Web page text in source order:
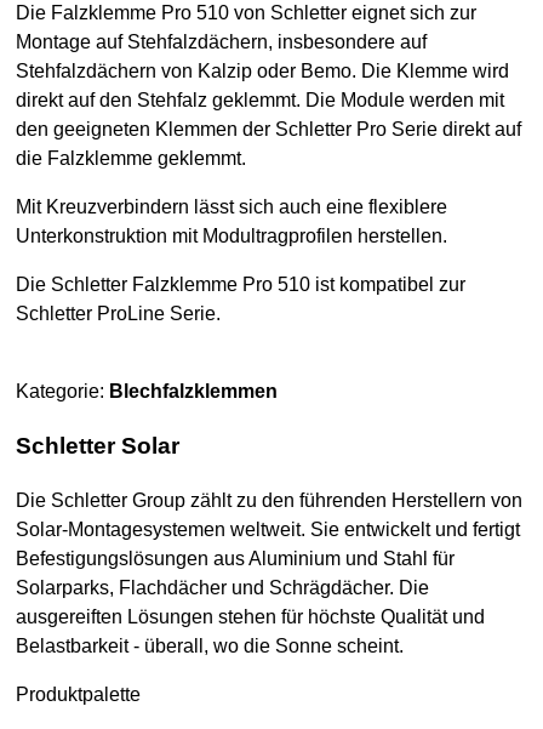
Die Falzklemme Pro 510 von Schletter eignet sich zur
Montage auf Stehfalzdächern, insbesondere auf
Stehfalzdächern von Kalzip oder Bemo. Die Klemme wird
direkt auf den Stehfalz geklemmt. Die Module werden mit
den geeigneten Klemmen der Schletter Pro Serie direkt auf
die Falzklemme geklemmt.
Mit Kreuzverbindern lässt sich auch eine flexiblere
Unterkonstruktion mit Modultragprofilen herstellen.
Die Schletter Falzklemme Pro 510 ist kompatibel zur
Schletter ProLine Serie.
Kategorie: Blechfalzklemmen
Schletter Solar
Die Schletter Group zählt zu den führenden Herstellern von
Solar-Montagesystemen weltweit. Sie entwickelt und fertigt
Befestigungslösungen aus Aluminium und Stahl für
Solarparks, Flachdächer und Schrägdächer. Die
ausgereiften Lösungen stehen für höchste Qualität und
Belastbarkeit - überall, wo die Sonne scheint.
Produktpalette